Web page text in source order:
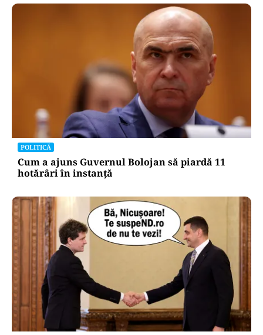
POLITICĂ
Cum a ajuns Guvernul Bolojan să piardă 11
hotărâri în instanță